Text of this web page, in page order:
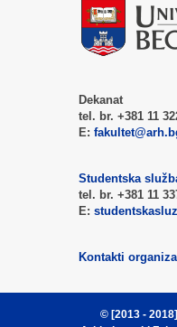
Dekanat
tel. br. +381 11
E:
Studentska
tel. br. +381 11
E:
Kontakti
© [2013 - 2018]